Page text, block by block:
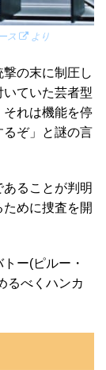
ス より
の末に制圧し
ていた芸者型
それは機能を停
るぞ」と謎の言
ることが判明
めに捜査を開
ー(ピルー・
るべくハンカ